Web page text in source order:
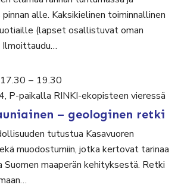
alle. Kaksikielinen toiminnallinen
(lapset osallistuvat oman
Ilmoittaudu…
– 19.30
P-paikalla RINKI-ekopisteen vieressä
– geologinen retki
tutustua Kasavuoren
muodostumiin, jotka kertovat tarinaa
Suomen maaperän kehityksestä. Retki